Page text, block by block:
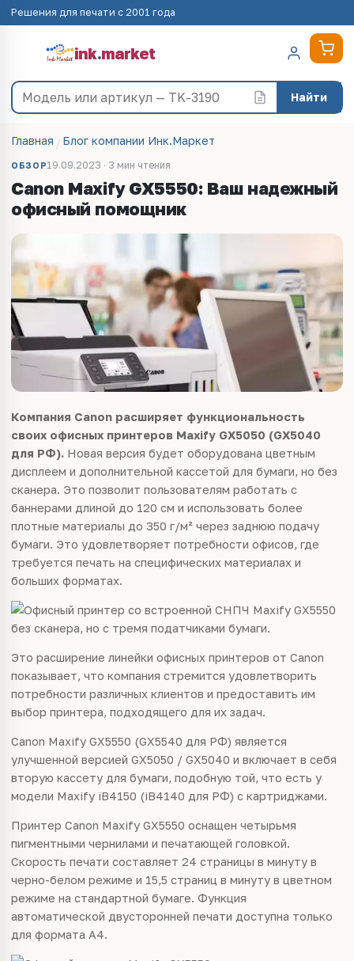
Решения для печати с 2001 года
ink.market
Найти
Главная Блог компании Инк.Маркет
ОБЗОР19.09.2023 · 3 мин чтения
Canon Maxify GX5550: Ваш надежный
офисный помощник
Компания Canon расширяет функциональность
своих офисных принтеров Maxify GX5050 (GX5040
для РФ). Новая версия будет оборудована цветным
дисплеем и дополнительной кассетой для бумаги, но без
сканера. Это позволит пользователям работать с
баннерами длиной до 120 см и использовать более
плотные материалы до 350 г/м² через заднюю подачу
бумаги. Это удовлетворяет потребности офисов, где
требуется печать на специфических материалах и
больших форматах.
Это расширение линейки офисных принтеров от Canon
показывает, что компания стремится удовлетворить
потребности различных клиентов и предоставить им
выбор принтера, подходящего для их задач.
Canon Maxify GX5550 (GX5540 для РФ) является
улучшенной версией GX5050 / GX5040 и включает в себя
вторую кассету для бумаги, подобную той, что есть у
модели Maxify iB4150 (iB4140 для РФ) с картриджами.
Принтер Canon Maxify GX5550 оснащен четырьмя
пигментными чернилами и печатающей головкой.
Скорость печати составляет 24 страницы в минуту в
черно-белом режиме и 15,5 страниц в минуту в цветном
режиме на стандартной бумаге. Функция
автоматической двусторонней печати доступна только
для формата A4.